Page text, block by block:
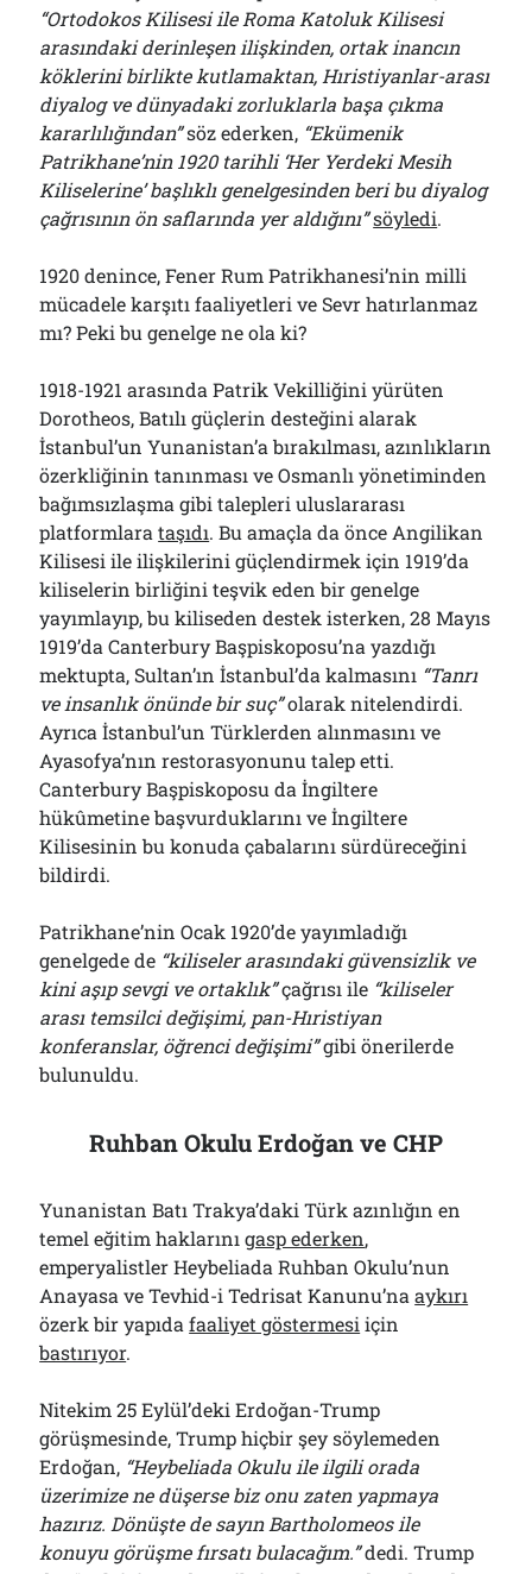
“Ortodokos Kilisesi ile Roma Katoluk Kilisesi
arasındaki derinleşen ilişkinden, ortak inancın
köklerini birlikte kutlamaktan, Hıristiyanlar-arası
diyalog ve dünyadaki zorluklarla başa çıkma
kararlılığından”söz ederken, “Ekümenik
Patrikhane’nin 1920 tarihli ‘Her Yerdeki Mesih
Kiliselerine’ başlıklı genelgesinden beri bu diyalog
çağrısının ön saflarında yer aldığını”söyledi.
1920 denince, Fener Rum Patrikhanesi’nin milli
mücadele karşıtı faaliyetleri ve Sevr hatırlanmaz
mı? Peki bu genelge ne ola ki?
1918-1921 arasında Patrik Vekilliğini yürüten
Dorotheos, Batılı güçlerin desteğini alarak
İstanbul’un Yunanistan’a bırakılması, azınlıkların
özerkliğinin tanınması ve Osmanlı yönetiminden
bağımsızlaşma gibi talepleri uluslararası
platformlarataşıdı. Bu amaçla da önce Angilikan
Kilisesi ile ilişkilerini güçlendirmek için 1919’da
kiliselerin birliğini teşvik eden bir genelge
yayımlayıp, bu kiliseden destek isterken, 28 Mayıs
1919’da Canterbury Başpiskoposu’na yazdığı
mektupta, Sultan’ın İstanbul’da kalmasını “Tanrı
ve insanlık önünde bir suç”olarak nitelendirdi.
Ayrıca İstanbul’un Türklerden alınmasını ve
Ayasofya’nın restorasyonunu talep etti.
Canterbury Başpiskoposu da İngiltere
hükûmetine başvurduklarını ve İngiltere
Kilisesinin bu konuda çabalarını sürdüreceğini
bildirdi.
Patrikhane’nin Ocak 1920’de yayımladığı
genelgede de “kiliseler arasındaki güvensizlik ve
kini aşıp sevgi ve ortaklık”çağrısı ile “kiliseler
arası temsilci değişimi, pan-Hıristiyan
konferanslar, öğrenci değişimi”gibi önerilerde
bulunuldu.
Ruhban Okulu Erdoğan ve CHP
Yunanistan Batı Trakya’daki Türk azınlığın en
temel eğitim haklarınıgasp ederken,
emperyalistler Heybeliada Ruhban Okulu’nun
Anayasa ve Tevhid-i Tedrisat Kanunu’naaykırı
özerk bir yapıdafaaliyet göstermesi için
bastırıyor.
Nitekim 25 Eylül’deki Erdoğan-Trump
görüşmesinde, Trump hiçbir şey söylemeden
Erdoğan, “Heybeliada Okulu ile ilgili orada
üzerimize ne düşerse biz onu zaten yapmaya
hazırız. Dönüşte de sayın Bartholomeos ile
konuyu görüşme fırsatı bulacağım.”dedi. Trump